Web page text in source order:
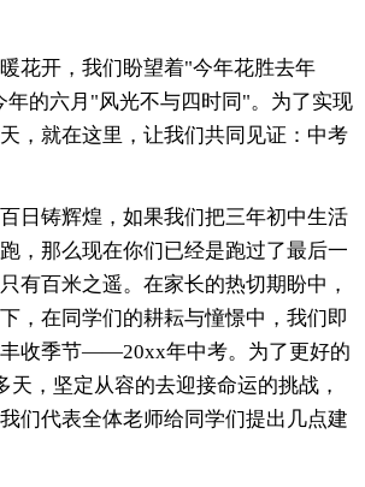
花开，我们盼望着"今年花胜去年
年的六月"风光不与四时同"。为了实现
，就在这里，让我们共同见证：中考
日铸辉煌，如果我们把三年初中生活
，那么现在你们已经是跑过了最后一
有百米之遥。在家长的热切期盼中，
，在同学们的耕耘与憧憬中，我们即
收季节——20xx年中考。为了更好的
天，坚定从容的去迎接命运的挑战，
们代表全体老师给同学们提出几点建